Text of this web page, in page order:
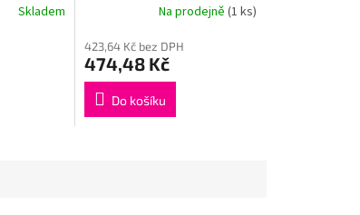
Skladem Na prodejně (1 ks)
423,64 Kč bez DPH
474,48 Kč
Do košíku